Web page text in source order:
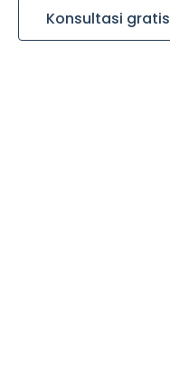
Konsultasi gratis